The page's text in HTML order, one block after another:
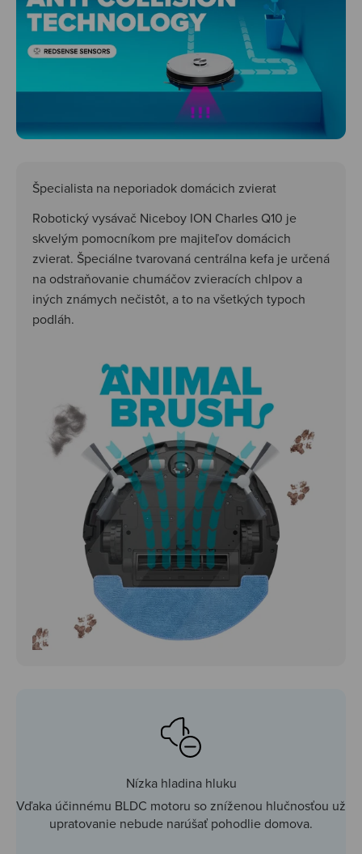
Špecialista na neporiadok domácich zvierat
Robotický vysávač Niceboy ION Charles Q10 je
skvelým pomocníkom pre majiteľov domácich
zvierat. Špeciálne tvarovaná centrálna kefa je určená
na odstraňovanie chumáčov zvieracích chlpov a
iných známych nečistôt, a to na všetkých typoch
podláh.
Nízka hladina hluku
Vďaka účinnému BLDC motoru so zníženou hlučnosťou už
upratovanie nebude narúšať pohodlie domova.